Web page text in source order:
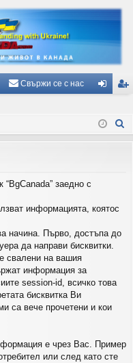
Свържи се с нас
з ис
заедно с
информацията, коятос
начина. Първо, достъпа до
да направи бисквитки.
свалени на вашия
информация за
session-id, всичко това
бисквитка Ви
са вече прочетени и кои
е чрез Вас. Пример
или след като сте